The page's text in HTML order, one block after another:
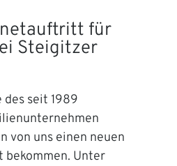
für
Steigitzer
seit 1989
von uns einen neuen
bekommen. Unter